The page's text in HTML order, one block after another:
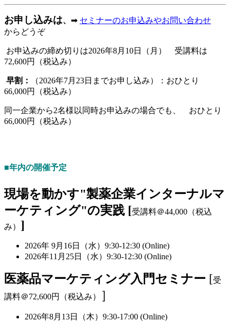
お申し込みは、 ➡ セミナーのお申込みやお問い合わせ
からどうぞ
お申込みの締め切りは2026年8月10日（月） 受講料は
72,600円（税込み）
早割：
（2026年7月23日までお申し込み）：おひとり
66,000円（税込み）
同一企業から2名様以同時お申込みの場合でも、 おひとり
66,000円（税込み）
■年内の開催予定
現場を動かす"製薬企業インターナルマ
ーケティング"の実践 [受講料＠44,000（税込
み） ]
2026年 9月16日（水）9:30-12:30 (Online)
2026年11月25日（水）9:30-12:30 (Online)
医薬品マーケティング入門セミナー [受
講料＠72,600円（税込み）
］
2026年8月13日（木）9:30-17:00 (Online)